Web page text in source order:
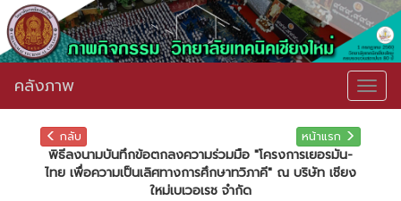
คลังภาพ
กลับ หน้าแรก
พิธีลงนามบันทึกข้อตกลงความร่วมมือ "โครงการเยอรมัน-
ไทย เพื่อความเป็นเลิศทางการศึกษาทวิภาคี" ณ บริษัท เชียง
ใหม่เบเวอเรช จำกัด